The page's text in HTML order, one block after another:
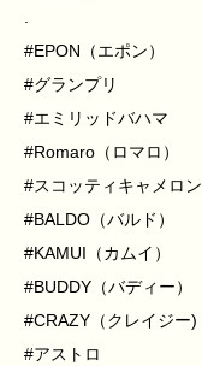
.
#EPON（エポン）
#グランプリ
#エミリッドバハマ
#Romaro（ロマロ）
#スコッティキャメロン
#BALDO（バルド）
#KAMUI（カムイ）
#BUDDY（バディー）
#CRAZY（クレイジー)
#アストロ